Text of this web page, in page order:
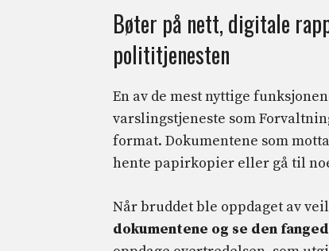
Bøter på nett, digitale
polititjenesten
En av de mest nyttige
varslingstjeneste som
format. Dokumentene som
hente papirkopier eller gå til
Når bruddet ble oppdaget av
dokumentene og se den